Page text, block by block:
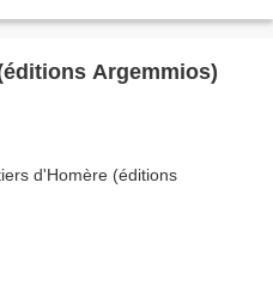
Argemmios)